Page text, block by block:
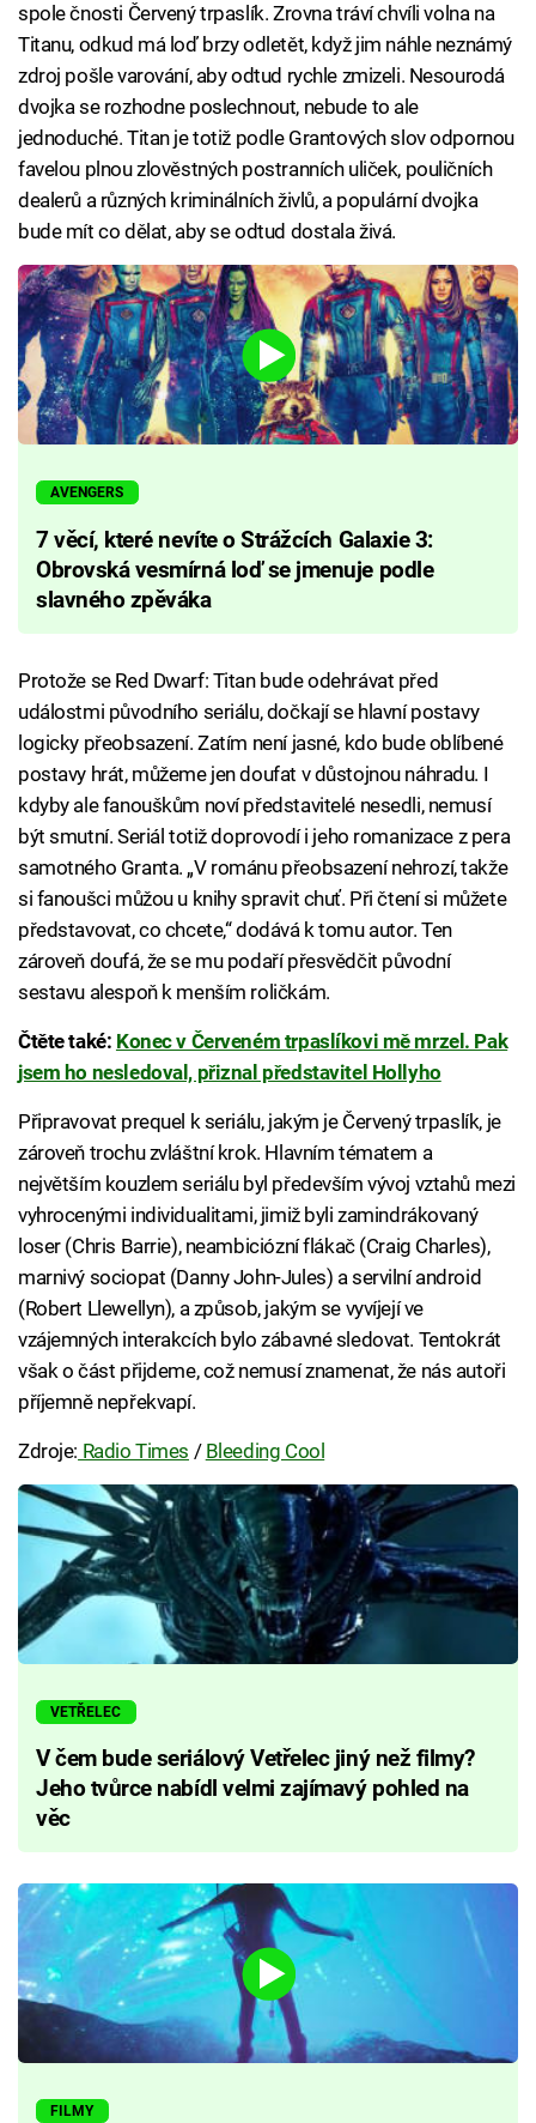
spole čnosti Červený trpaslík. Zrovna tráví chvíli volna na
Titanu, odkud má loď brzy odletět, když jim náhle neznámý
zdroj pošle varování, aby odtud rychle zmizeli. Nesourodá
dvojka se rozhodne poslechnout, nebude to ale
jednoduché. Titan je totiž podle Grantových slov odpornou
favelou plnou zlověstných postranních uliček, pouličních
dealerů a různých kriminálních živlů, a populární dvojka
bude mít co dělat, aby se odtud dostala živá.
AVENGERS
7 věcí, které nevíte o Strážcích Galaxie 3:
Obrovská vesmírná loď se jmenuje podle
slavného zpěváka
Protože se Red Dwarf: Titan bude odehrávat před
událostmi původního seriálu, dočkají se hlavní postavy
logicky přeobsazení. Zatím není jasné, kdo bude oblíbené
postavy hrát, můžeme jen doufat v důstojnou náhradu. I
kdyby ale fanouškům noví představitelé nesedli, nemusí
být smutní. Seriál totiž doprovodí i jeho romanizace z pera
samotného Granta. „V románu přeobsazení nehrozí, takže
si fanoušci můžou u knihy spravit chuť. Při čtení si můžete
představovat, co chcete,“ dodává k tomu autor. Ten
zároveň doufá, že se mu podaří přesvědčit původní
sestavu alespoň k menším roličkám.
Čtěte také: Konec v Červeném trpaslíkovi mě mrzel. Pak
jsem ho nesledoval, přiznal představitel Hollyho
Připravovat prequel k seriálu, jakým je Červený trpaslík, je
zároveň trochu zvláštní krok. Hlavním tématem a
největším kouzlem seriálu byl především vývoj vztahů mezi
vyhrocenými individualitami, jimiž byli zamindrákovaný
loser (Chris Barrie), neambiciózní flákač (Craig Charles),
marnivý sociopat (Danny John-Jules) a servilní android
(Robert Llewellyn), a způsob, jakým se vyvíjejí ve
vzájemných interakcích bylo zábavné sledovat. Tentokrát
však o část přijdeme, což nemusí znamenat, že nás autoři
příjemně nepřekvapí.
Zdroje: Radio Times / Bleeding Cool
VETŘELEC
V čem bude seriálový Vetřelec jiný než filmy?
Jeho tvůrce nabídl velmi zajímavý pohled na
věc
FILMY